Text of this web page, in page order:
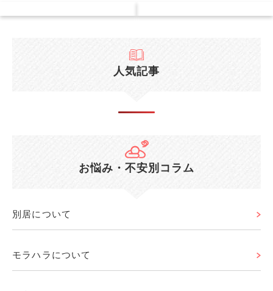
人気記事
お悩み・不安別コラム
別居について
モラハラについて